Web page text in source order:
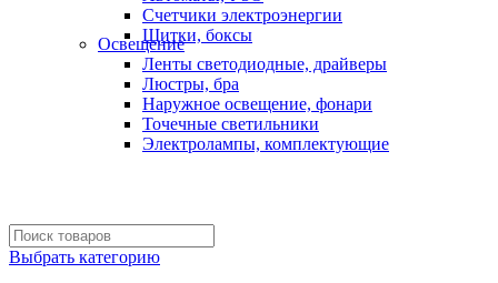
Счетчики электроэнергии
Щитки, боксы
Освещение
Ленты светодиодные, драйверы
Люстры, бра
Наружное освещение, фонари
Точечные светильники
Электролампы, комплектующие
Выбрать категорию